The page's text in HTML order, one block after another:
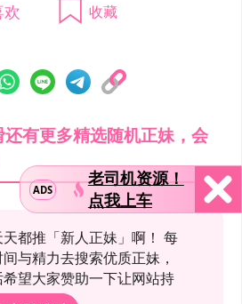
收藏
有更多精选随机正妹，会
都推「新人正妹」啊！ 每
与精力去搜索优质正妹，
望大家赞助一下让网站持
ADS
老司机资源！
点我上车